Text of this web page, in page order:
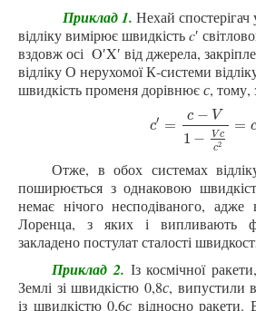
Приклад 1. Нехай спостерігач
відліку вимірює швидкістьc′
вздовж осі O′X′ від джерела,
відліку О нерухомої К-системи
швидкість променя дорівнюєс, тому,
c′ =
c − V
1 − Vc
c2
= c
c′ =c− V1−Vcc 2= c
Отже, в обох системах
поширюється з однаковою
немає нічого несподіваного, адже
Лоренца, з яких і випливають
закладено постулат сталості
Приклад 2. Із космічної
Землі зі швидкістю 0,8с, випустили
із швидкістю 0,6с відносно ракети.